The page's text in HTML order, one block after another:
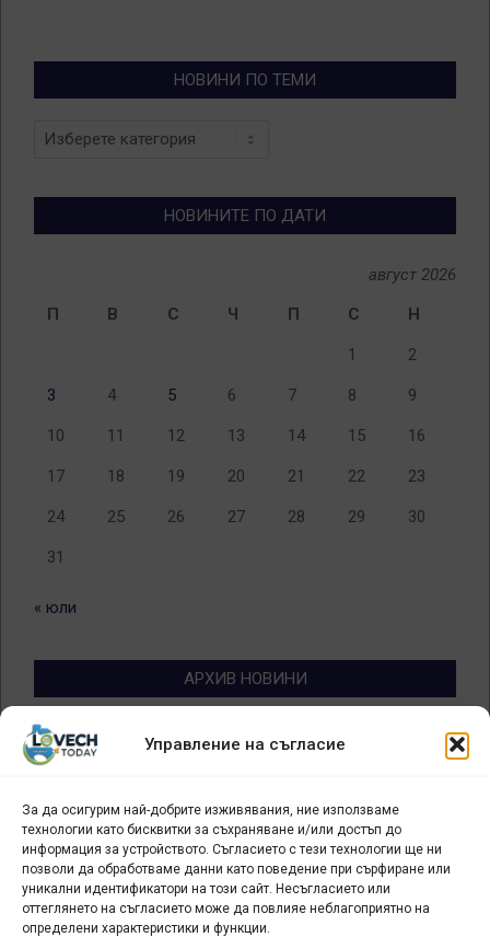
Управление на съгласие
За да осигурим най-добрите изживявания, ние използваме
технологии като бисквитки за съхраняване и/или достъп до
информация за устройството. Съгласието с тези технологии ще ни
позволи да обработваме данни като поведение при сърфиране или
уникални идентификатори на този сайт. Несъгласието или
оттеглянето на съгласието може да повлияе неблагоприятно на
определени характеристики и функции.
НОВИНИ ПО ТЕМИ
Новини
НОВИНИТЕ ПО ДАТИ
август 2026
П
В С Ч П С Н
1 2
3 4 5 6 7 8 9
10 11 12 13 14 15 16
17 18 19 20 21 22 23
24 25 26 27 28 29 30
31
« юли
АРХИВ НОВИНИ
Архив
новини
БИЗНЕС
Арт галерия "Мостове" – магазин за изкуство
СЕВЕРОЗАПАДА ИНФОРМАЦИОНЕН БИЗНЕС
ТУРИСТИЧЕСКИ КЛЪСТЕР